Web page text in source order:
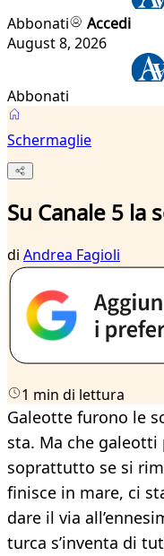
Abbonati
Accedi
August 8, 2026
Abbonati
Schermaglie
Su Canale 5 la
di Andrea Fagioli
1 min di lettura
Galeotte furono le
sta. Ma che
soprattutto se si
finisce in mare, ci
dare il via
turca s’inventa di